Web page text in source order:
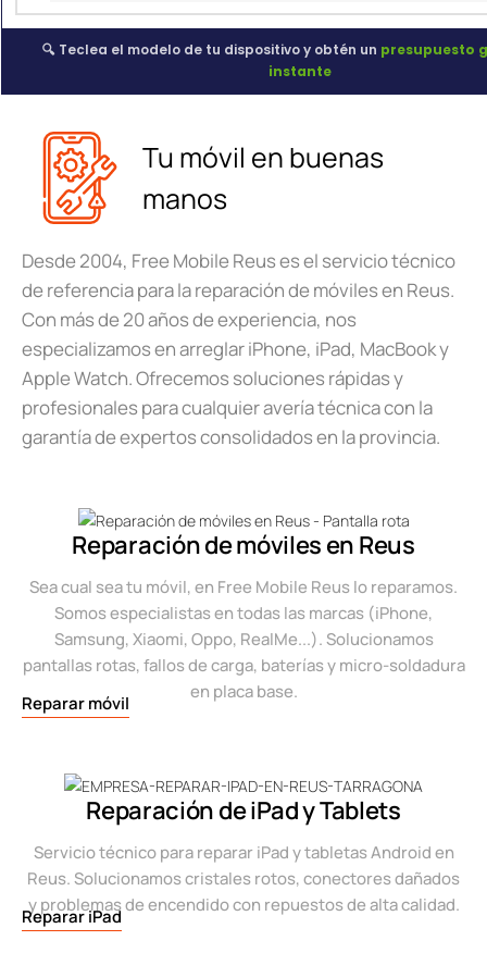
🔍 Teclea el modelo de tu dispositivo y obtén un presupuesto
instante
Tu móvil en buenas
manos
Desde 2004, Free Mobile Reus es el servicio técnico
de referencia para la reparación de móviles en Reus.
Con más de 20 años de experiencia, nos
especializamos en arreglar iPhone, iPad, MacBook y
Apple Watch. Ofrecemos soluciones rápidas y
profesionales para cualquier avería técnica con la
garantía de expertos consolidados en la provincia.
Reparación de móviles en Reus
Sea cual sea tu móvil, en Free Mobile Reus lo reparamos.
Somos especialistas en todas las marcas (iPhone,
Samsung, Xiaomi, Oppo, RealMe...). Solucionamos
pantallas rotas, fallos de carga, baterías y micro-soldadura
en placa base.
Reparar móvil
Reparación de iPad y Tablets
Servicio técnico para reparar iPad y tabletas Android en
Reus. Solucionamos cristales rotos, conectores dañados
y problemas de encendido con repuestos de alta calidad.
Reparar iPad